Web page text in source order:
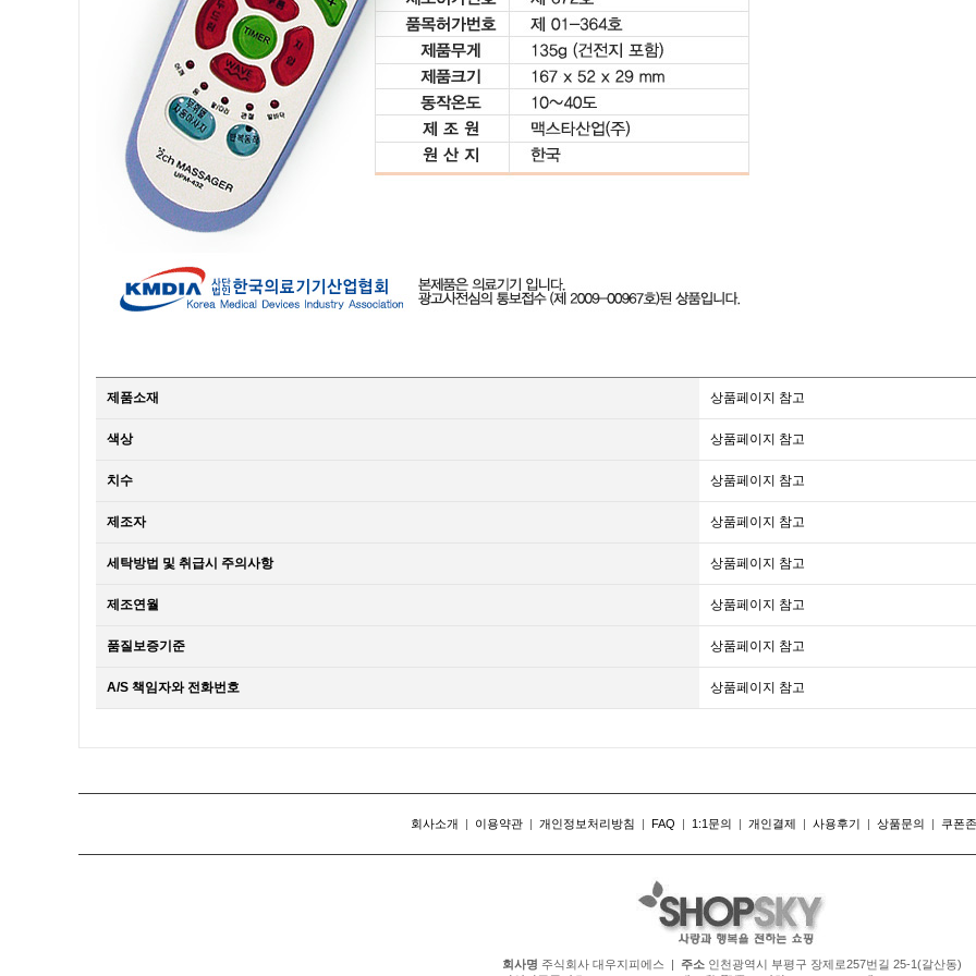
제품소재 상품페이지 참고
색상 상품페이지 참고
치수 상품페이지 참고
제조자 상품페이지 참고
세탁방법 및 취급시 주의사항 상품페이지 참고
제조연월 상품페이지 참고
품질보증기준 상품페이지 참고
A/S 책임자와 전화번호 상품페이지 참고
회사소개 | 이용약관 | 개인정보처리방침 | FAQ | 1:1문의 | 개인결제 | 사용후기 | 상품문의 | 쿠폰존
회사명 주식회사 대우지피에스 | 주소 인천광역시 부평구 장제로257번길 25-1(갈산동)